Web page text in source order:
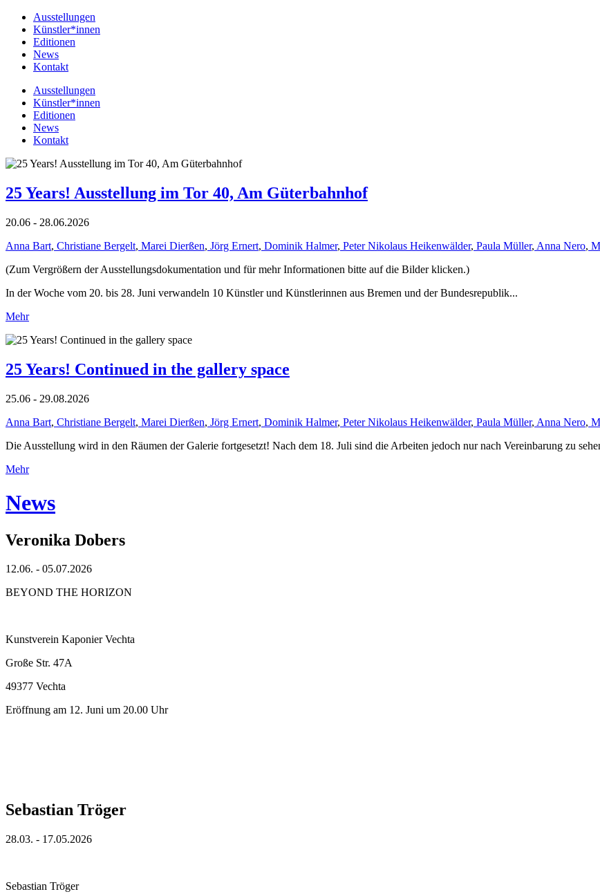
Ausstellungen
Künstler*innen
Editionen
News
Kontakt
Ausstellungen
Künstler*innen
Editionen
News
Kontakt
25 Years! Ausstellung im Tor 40, Am Güterbahnhof
20.06 - 28.06.2026
Anna Bart, Christiane Bergelt, Marei Dierßen, Jörg Ernert, Dominik Halmer, Peter Nikolaus Heikenwälder, Paula Müller, Anna Nero,
(Zum Vergrößern der Ausstellungsdokumentation und für mehr Informationen bitte auf die Bilder klicken.)
In der Woche vom 20. bis 28. Juni verwandeln 10 Künstler und Künstlerinnen aus Bremen und der Bundesrepublik...
Mehr
25 Years! Continued in the gallery space
25.06 - 29.08.2026
Anna Bart, Christiane Bergelt, Marei Dierßen, Jörg Ernert, Dominik Halmer, Peter Nikolaus Heikenwälder, Paula Müller, Anna Nero,
Die Ausstellung wird in den Räumen der Galerie fortgesetzt! Nach dem 18. Juli sind die Arbeiten jedoch nur nach Vereinbarung zu
Mehr
News
Veronika Dobers
12.06. - 05.07.2026
BEYOND THE HORIZON
Kunstverein Kaponier Vechta
Große Str. 47A
49377 Vechta
Eröffnung am 12. Juni um 20.00 Uhr
Sebastian Tröger
28.03. - 17.05.2026
Sebastian Tröger